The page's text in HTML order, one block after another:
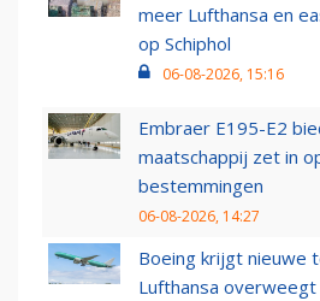
meer Lufthansa en
op Schiphol
06-08-2026, 15:16
Embraer E195-E2
maatschappij zet in
bestemmingen
06-08-2026, 14:27
Boeing krijgt nieuwe
Lufthansa